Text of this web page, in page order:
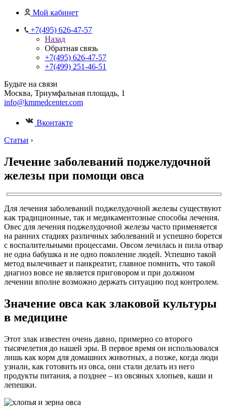
Мой кабинет
+7(495) 626-47-57
Назад
Обратная связь
+7(495) 626-47-57
+7(499) 251-46-51
Будьте на связи
Москва, Триумфальная площадь, 1
info@kmmedcenter.com
Вконтакте
Статьи ›
Лечение заболеваний поджелудочной
железы при помощи овса
Для лечения заболеваний поджелудочной железы существуют
как традиционные, так и медикаментозные способы лечения.
Овес для лечения поджелудочной железы часто применяется
на ранних стадиях различных заболеваний и успешно борется
с воспалительными процессами. Овсом лечилась и пила отвар
не одна бабушка и не одно поколение людей. Успешно такой
метод вылечивает и панкреатит, главное помнить, что такой
диагноз вовсе не является приговором и при должном
лечении вполне возможно держать ситуацию под контролем.
Значение овса как злаковой культуры
в медицине
Этот злак известен очень давно, примерно со второго
тысячелетия до нашей эры. В первое время он использовался
лишь как корм для домашних животных, а позже, когда люди
узнали, как готовить из овса, они стали делать из него
продукты питания, а позднее – из овсяных хлопьев, каши и
лепешки.